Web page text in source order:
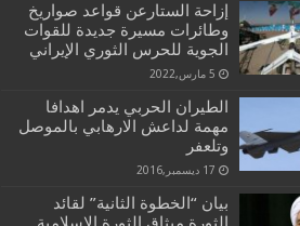
إزاحة الستارعن قواعد صواريخ
وطائرات مسيرة جديدة للقوات
الجوية للحرس الثوري الإيراني
5 مارس,2022
الطيران الحربي يدمر اهدافا
مهمة لداعش الارهابي بالموصل
وتلعفر
17 ديسمبر,2016
بيان “الخطوة الثانية”‌ لقائد